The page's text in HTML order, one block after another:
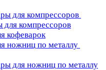
для компрессоров
для компрессоров
кофеварок
ножниц по металлу
для ножниц по металлу